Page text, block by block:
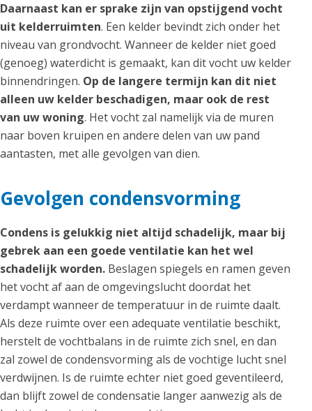
Daarnaast kan er sprake zijn van opstijgend vocht
uit kelderruimten. Een kelder bevindt zich onder het
niveau van grondvocht. Wanneer de kelder niet goed
(genoeg) waterdicht is gemaakt, kan dit vocht uw kelder
binnendringen. Op de langere termijn kan dit niet
alleen uw kelder beschadigen, maar ook de rest
van uw woning. Het vocht zal namelijk via de muren
naar boven kruipen en andere delen van uw pand
aantasten, met alle gevolgen van dien.
Gevolgen condensvorming
Condens is gelukkig niet altijd schadelijk, maar bij
gebrek aan een goede ventilatie kan het wel
schadelijk worden. Beslagen spiegels en ramen geven
het vocht af aan de omgevingslucht doordat het
verdampt wanneer de temperatuur in de ruimte daalt.
Als deze ruimte over een adequate ventilatie beschikt,
herstelt de vochtbalans in de ruimte zich snel, en dan
zal zowel de condensvorming als de vochtige lucht snel
verdwijnen. Is de ruimte echter niet goed geventileerd,
dan blijft zowel de condensatie langer aanwezig als de